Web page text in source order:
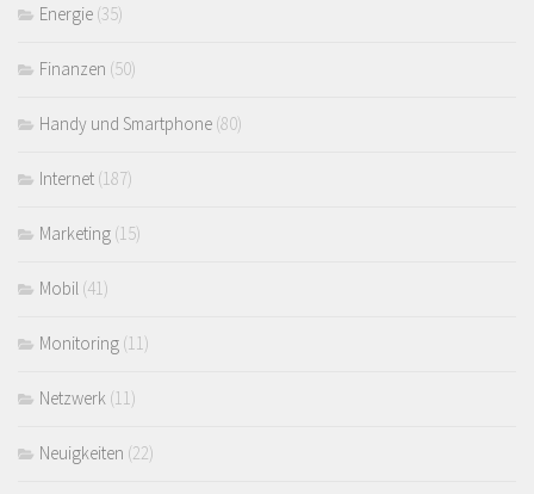
Energie (35)
Finanzen (50)
Handy und Smartphone (80)
Internet (187)
Marketing (15)
Mobil (41)
Monitoring (11)
Netzwerk (11)
Neuigkeiten (22)